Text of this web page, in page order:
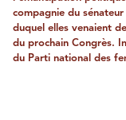
compagnie du
duquel elles venaient
du prochain Congrès.
du Parti national des